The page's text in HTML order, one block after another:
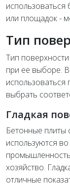
использоваться
или площадок -
Тип
Тип
при ее выборе. В
использоваться
выбрать
Гладкая
Бетонные плиты
используются
хозяйство.
отличные